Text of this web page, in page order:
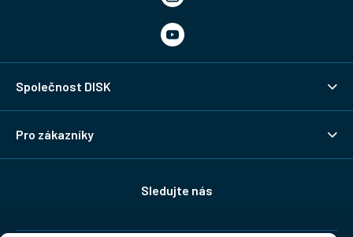
Společnost DISK
Pro zákazníky
Sledujte nás